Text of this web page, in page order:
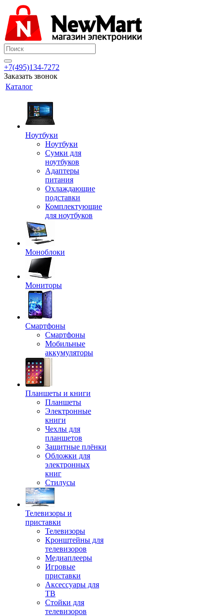
+7(495)134-7272
Заказать звонок
Каталог
Ноутбуки
Ноутбуки
Сумки для
ноутбуков
Адаптеры
питания
Охлаждающие
подставки
Комплектующие
для ноутбуков
Моноблоки
Мониторы
Смартфоны
Смартфоны
Мобильные
аккумуляторы
Планшеты и книги
Планшеты
Электронные
книги
Чехлы для
планшетов
Защитные плёнки
Обложки для
электронных
книг
Стилусы
Телевизоры и
приставки
Телевизоры
Кронштейны для
телевизоров
Медиаплееры
Игровые
приставки
Аксессуары для
ТВ
Стойки для
телевизоров